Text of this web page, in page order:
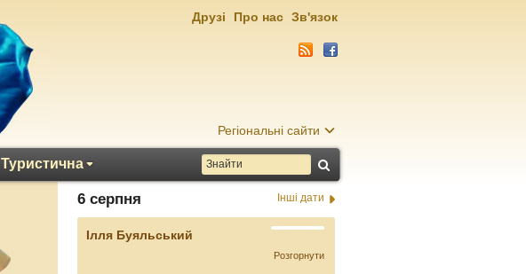
Регіональні сайти
Туристична
Друзі Про нас Зв'язок
6 серпня Інші дати
Ілля Буяльський
Розгорнути